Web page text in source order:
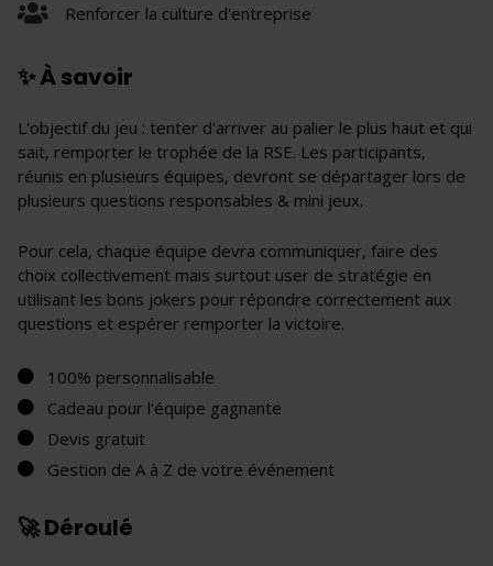
Renforcer la culture d'entreprise
✨ À savoir
L'objectif du jeu : tenter d'arriver au palier le plus haut et qui
sait, remporter le trophée de la RSE. Les participants,
réunis en plusieurs équipes, devront se départager lors de
plusieurs questions responsables & mini jeux.
Pour cela, chaque équipe devra communiquer, faire des
choix collectivement mais surtout user de stratégie en
utilisant les bons jokers pour répondre correctement aux
questions et espérer remporter la victoire.
100% personnalisable
Cadeau pour l'équipe gagnante
Devis gratuit
Gestion de A à Z de votre événement
🚀 Déroulé